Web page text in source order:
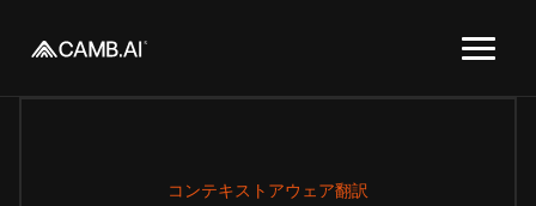
コンテキストアウェア翻訳